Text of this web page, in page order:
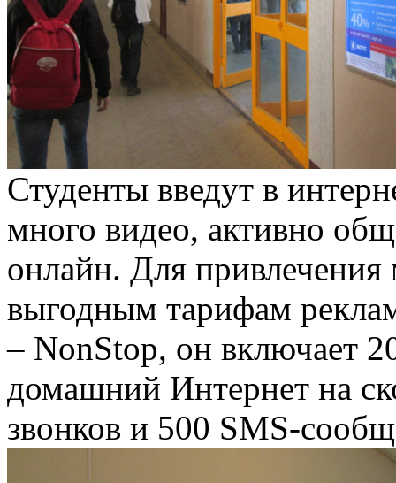
Студенты введут в
много видео, активно
онлайн. Для
выгодным тарифам
– NonStop, он включает
домашний Интернет на
звонков и 500 SMS-